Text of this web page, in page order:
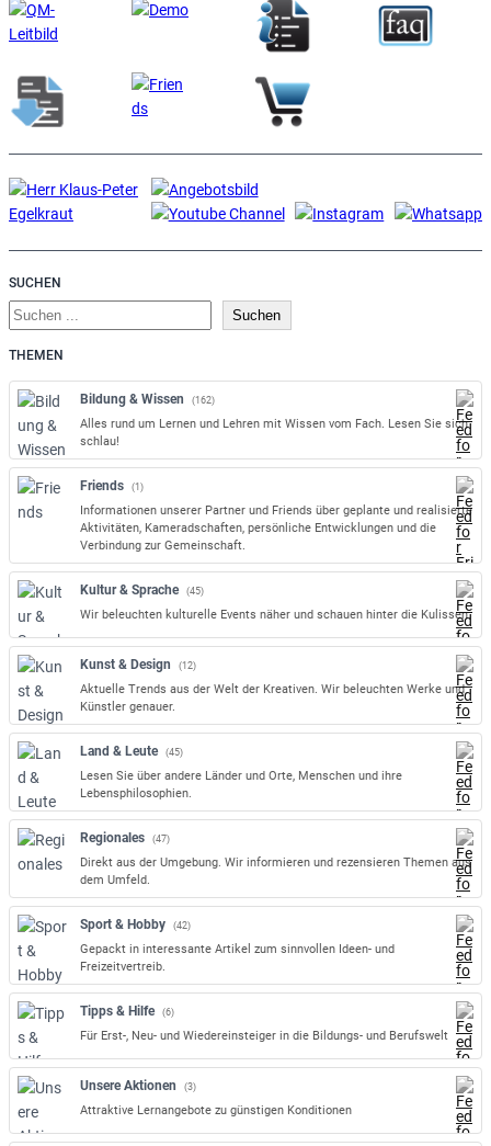
SUCHEN
S
u
c
h
Suchen
THEMEN
Bildung & Wissen (162)
Alles rund um Lernen und Lehren mit Wissen vom Fach. Lesen Sie sich
schlau!
Friends (1)
Informationen unserer Partner und Friends über geplante und realisierte
Aktivitäten, Kameradschaften, persönliche Entwicklungen und die
Verbindung zur Gemeinschaft.
Kultur & Sprache (45)
Wir beleuchten kulturelle Events näher und schauen hinter die Kulissen.
Kunst & Design (12)
Aktuelle Trends aus der Welt der Kreativen. Wir beleuchten Werke und
Künstler genauer.
Land & Leute (45)
Lesen Sie über andere Länder und Orte, Menschen und ihre
Lebensphilosophien.
Regionales (47)
Direkt aus der Umgebung. Wir informieren und rezensieren Themen aus
dem Umfeld.
Sport & Hobby (42)
Gepackt in interessante Artikel zum sinnvollen Ideen- und
Freizeitvertreib.
Tipps & Hilfe (6)
Für Erst-, Neu- und Wiedereinsteiger in die Bildungs- und Berufswelt
Unsere Aktionen (3)
Attraktive Lernangebote zu günstigen Konditionen